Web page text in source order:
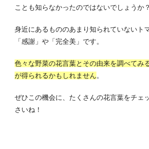
ことも知らなかったのではないでしょうか？
身近にあるもののあまり知られていないト
「感謝」や「完全美」です。
色々な野菜の花言葉とその由来を調べてみ
が得られるかもしれません。
ぜひこの機会に、たくさんの花言葉をチェ
さいね！